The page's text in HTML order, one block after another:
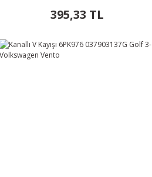
395,33 TL